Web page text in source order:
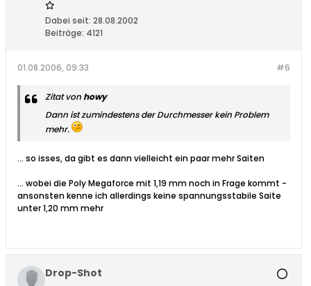
Dabei seit: 28.08.2002
Beiträge: 4121
#6
01.08.2006, 09:33
Zitat vonhowy
Dann ist zumindestens der Durchmesser kein Problem
mehr.
... so isses, da gibt es dann vielleicht ein paar mehr Saiten
... wobei die Poly Megaforce mit 1,19 mm noch in Frage kommt -
ansonsten kenne ich allerdings keine spannungsstabile Saite
unter 1,20 mm mehr
Drop-Shot